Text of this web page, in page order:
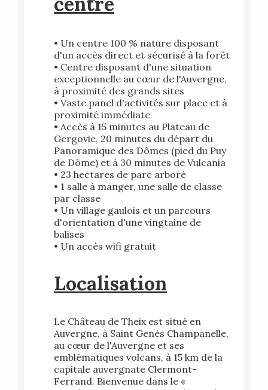
• Un centre 100 % nature disposant
d'un accès direct et sécurisé à la forêt
• Centre disposant d'une situation
exceptionnelle au cœur de l'Auvergne,
à proximité des grands sites
• Vaste panel d'activités sur place et à
proximité immédiate
• Accès à 15 minutes au Plateau de
Gergovie, 20 minutes du départ du
Panoramique des Dômes (pied du Puy
de Dôme) et à 30 minutes de Vulcania
• 23 hectares de parc arboré
• 1 salle à manger, une salle de classe
par classe
• Un village gaulois et un parcours
d'orientation d'une vingtaine de
balises
• Un accès wifi gratuit
Localisation
Le Château de Theix est situé en
Auvergne, à Saint Genès Champanelle,
au cœur de l'Auvergne et ses
emblématiques volcans, à 15 km de la
capitale auvergnate Clermont-
Ferrand. Bienvenue dans le «